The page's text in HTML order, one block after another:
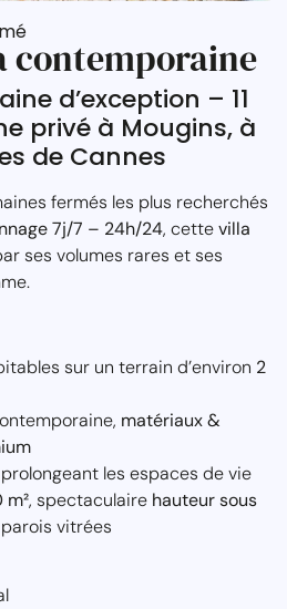
contemporaine
d’exception – 11
privé à Mougins, à
de Cannes
fermés les plus recherchés
7j/7 – 24h/24, cettevilla
ses volumes rares et ses
sur un terrain d’environ 2
matériaux &
prolongeant les espaces de vie
m², spectaculaire hauteur sous
vitrées